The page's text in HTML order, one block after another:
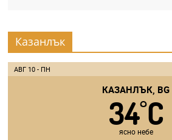
Казанлък
АВГ 10 - ПН
КАЗАНЛЪК, BG
34°C
ясно небе